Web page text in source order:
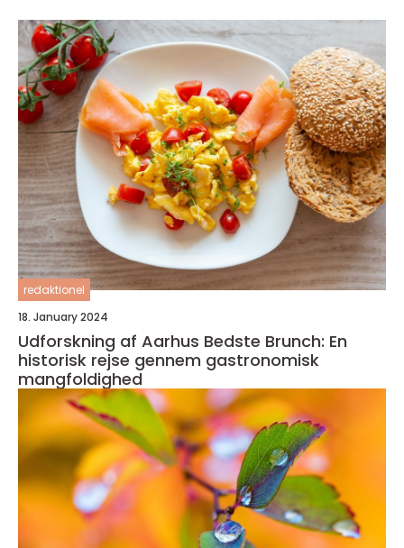
redaktionel
18. January 2024
Udforskning af Aarhus Bedste Brunch: En
historisk rejse gennem gastronomisk
mangfoldighed